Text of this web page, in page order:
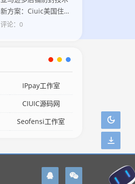
新方案：Ciuic美国住宅
IP助力卖家合规运营
评论：0
IPpay工作室
CIUIC源码网
Seofensi工作室